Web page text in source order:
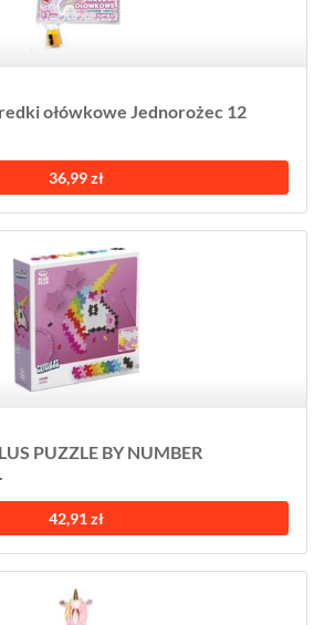
ołówkowe Jednorożec 12
36,99 zł
PUZZLE BY NUMBER
42,91 zł